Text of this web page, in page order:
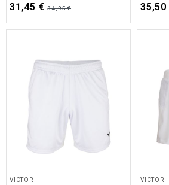
31,45 € 34,95 € 35,50
VICTOR VICTOR